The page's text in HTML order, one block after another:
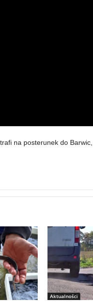
na posterunek do
Aktualności